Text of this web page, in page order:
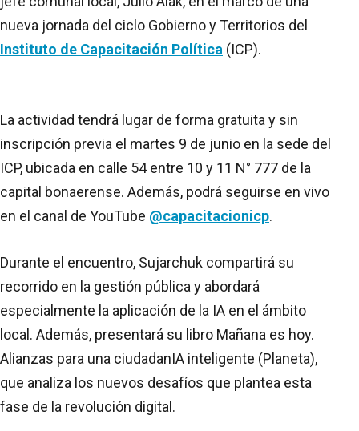
nueva jornada del ciclo Gobierno y Territorios del
Instituto de Capacitación Política (ICP).
La actividad tendrá lugar de forma gratuita y sin
inscripción previa el martes 9 de junio en la sede del
ICP, ubicada en calle 54 entre 10 y 11 N° 777 de la
capital bonaerense. Además, podrá seguirse en vivo
en el canal de YouTube @capacitacionicp.
Durante el encuentro, Sujarchuk compartirá su
recorrido en la gestión pública y abordará
especialmente la aplicación de la IA en el ámbito
local. Además, presentará su libro Mañana es hoy.
Alianzas para una ciudadanIA inteligente (Planeta),
que analiza los nuevos desafíos que plantea esta
fase de la revolución digital.